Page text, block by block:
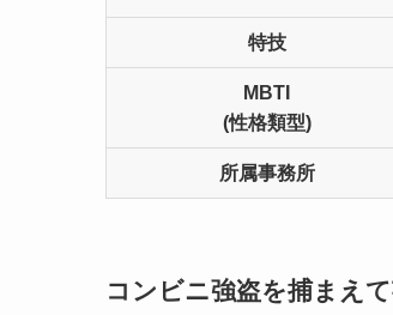
特技
MBTI
(性格類型)
所属事務所
コンビニ強盗を捕まえ